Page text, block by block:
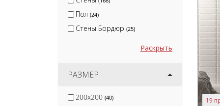
Пол (24)
Стены Бордюр (25)
Раскрыть
РАЗМЕР
200x200 (40) 19